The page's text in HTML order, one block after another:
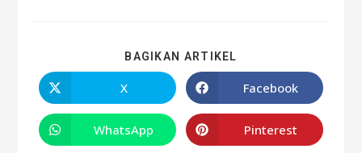
BAGIKAN ARTIKEL
X Facebook
WhatsApp Pinterest